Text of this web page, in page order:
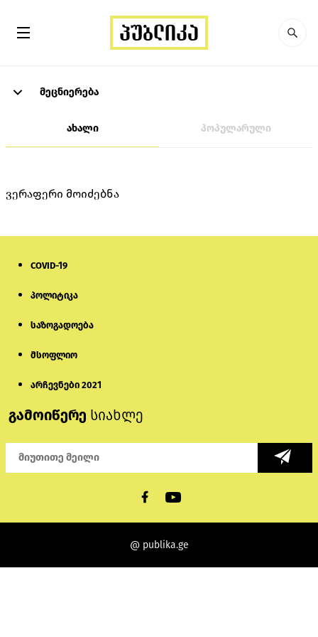
მეცნიერება
ახალი პოპულარული
ვერაფერი მოიძებნა
COVID-19
პოლიტიკა
საზოგადოება
მსოფლიო
არჩევნები 2021
გამოიწერე სიახლე
@ publika.ge